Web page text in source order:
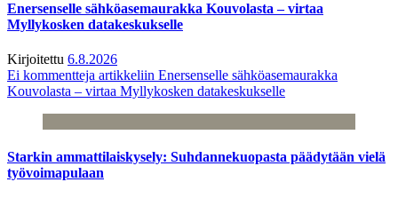
Enersenselle sähköasemaurakka Kouvolasta – virtaa
Myllykosken datakeskukselle
Kirjoitettu 6.8.2026
Ei kommentteja artikkeliin Enersenselle sähköasemaurakka
Kouvolasta – virtaa Myllykosken datakeskukselle
Starkin ammattilaiskysely: Suhdannekuopasta päädytään vielä
työvoimapulaan